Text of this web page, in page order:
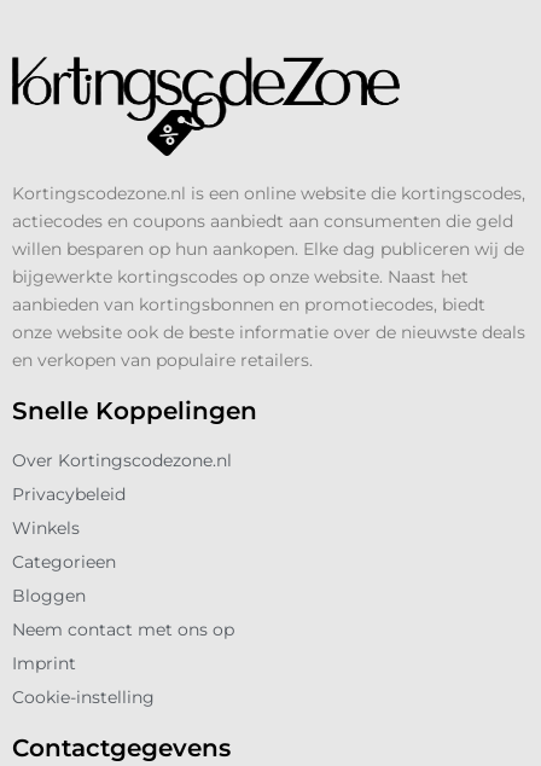
Kortingscodezone.nl is een online website die kortingscodes,
actiecodes en coupons aanbiedt aan consumenten die geld
willen besparen op hun aankopen. Elke dag publiceren wij de
bijgewerkte kortingscodes op onze website. Naast het
aanbieden van kortingsbonnen en promotiecodes, biedt
onze website ook de beste informatie over de nieuwste deals
en verkopen van populaire retailers.
Snelle Koppelingen
Over Kortingscodezone.nl
Privacybeleid
Winkels
Categorieen
Bloggen
Neem contact met ons op
Imprint
Cookie-instelling
Contactgegevens